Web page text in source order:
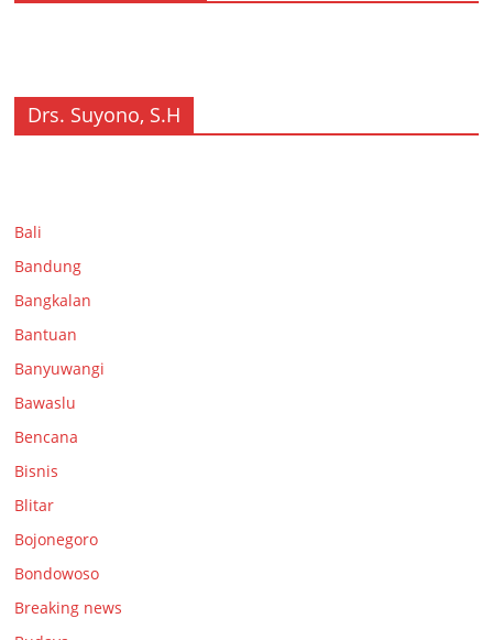
Drs. Suyono, S.H
Bali
Bandung
Bangkalan
Bantuan
Banyuwangi
Bawaslu
Bencana
Bisnis
Blitar
Bojonegoro
Bondowoso
Breaking news